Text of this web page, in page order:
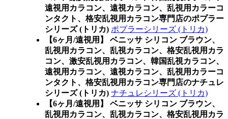
遠視用カラコン、遠視カラコン、乱視用カラーコ
ンタクト、格安乱視用カラコン専門店のポプラー
シリーズ (トリカ) ポプラーシリーズ (トリカ)
【6ヶ月/遠視用】 ベニッサ シリコン ブラウン、
乱視用カラコン、乱視カラコン、格安乱視用カラ
コン、激安乱視用カラコン、韓国乱視カラコン、
遠視用カラコン、遠視カラコン、乱視用カラーコ
ンタクト、格安乱視用カラコン専門店のナチュレ
シリーズ (トリカ) ナチュレシリーズ (トリカ)
【6ヶ月/遠視用】 ベニッサ シリコン ブラウン、
乱視用カラコン、乱視カラコン、格安乱視用カラ